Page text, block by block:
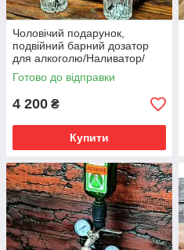
Чоловічий подарунок,
подвійний барний дозатор
для алкоголю/Наливатор/
Оригінальний подарунок /
Декор для Бару !!!!✨
Готово до відправки
4 200 ₴
Купити